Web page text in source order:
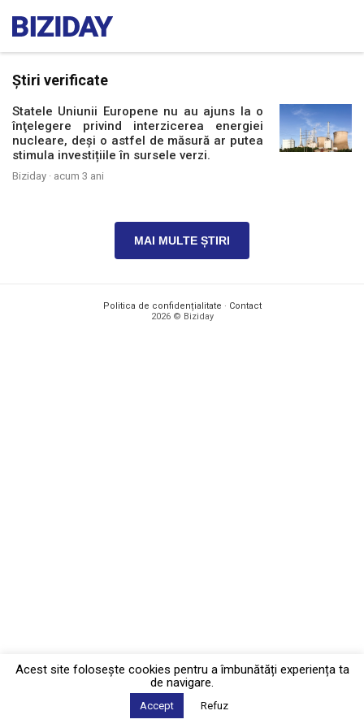
Știri verificate
Statele Uniunii Europene nu au ajuns la o
înţelegere privind interzicerea energiei
nucleare, deși o astfel de măsură ar putea
stimula investițiile în sursele verzi.
Biziday · acum 3 ani
MAI MULTE ȘTIRI
Politica de confidențialitate · Contact
2026 © Biziday
Acest site foloseşte cookies pentru a îmbunătăți experiența ta
de navigare.
Accept Refuz